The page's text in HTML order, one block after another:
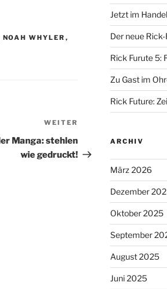
NOAH WHYLER ,
Beitrag
WEITER
Manga: stehlen
wie gedruckt!
Jetzt im
Der neue
Rick Furute 5:
Zu Gast im
Rick Future:
ARCHIV
März 2026
Dezember
Oktober 2025
September
August 2025
Juni 2025